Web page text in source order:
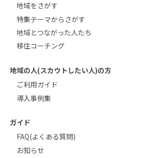
地域をさがす
特集テーマからさがす
地域とつながった人たち
移住コーチング
地域の人(スカウトしたい人)の方
ご利用ガイド
導入事例集
ガイド
FAQ(よくある質問)
お知らせ